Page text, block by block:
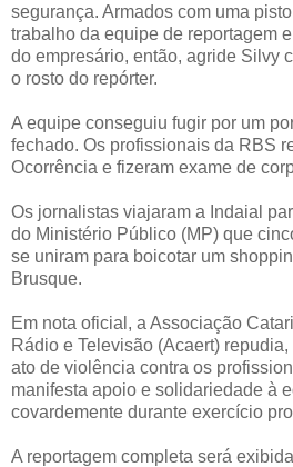
segurança. Armados com uma
trabalho da equipe de reportagem
do empresário, então, agride Silvy
o rosto do repórter.
A equipe conseguiu fugir por um
fechado. Os profissionais da RBS
Ocorrência e fizeram exame de
Os jornalistas viajaram a Indaial
do Ministério Público (MP) que
se uniram para boicotar um
Brusque.
Em nota oficial, a Associação
Rádio e Televisão (Acaert)
ato de violência contra os
manifesta apoio e solidariedade à
covardemente durante exercício
A reportagem completa será